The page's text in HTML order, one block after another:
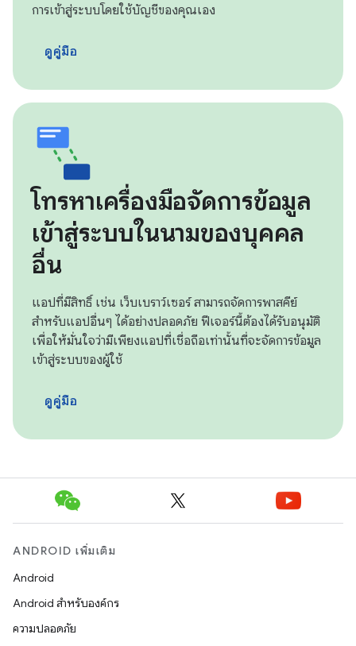
การเข้าสู่ระบบโดยใช้บัญชีของคุณเอง
ดูคู่มือ
โทรหาเครื่องมือจัดการข้อมูล
เข้าสู่ระบบในนามของบุคคล
อื่น
แอปที่มีสิทธิ์ เช่น เว็บเบราว์เซอร์ สามารถจัดการพาสคีย์
สำหรับแอปอื่นๆ ได้อย่างปลอดภัย ฟีเจอร์นี้ต้องได้รับอนุมัติ
เพื่อให้มั่นใจว่ามีเพียงแอปที่เชื่อถือเท่านั้นที่จะจัดการข้อมูล
เข้าสู่ระบบของผู้ใช้
ดูคู่มือ
ANDROID เพิ่มเติม
Android
Android สำหรับองค์กร
ความปลอดภัย